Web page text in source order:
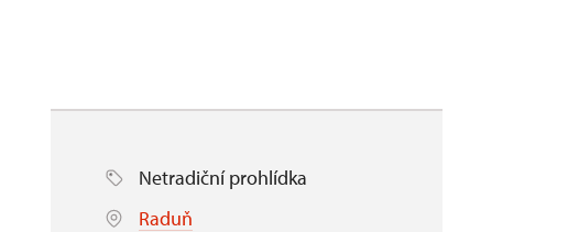
Netradiční prohlídka
Raduň